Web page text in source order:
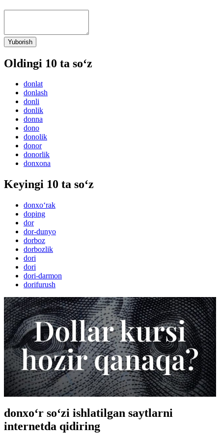
Yuborish
Oldingi 10 ta so‘z
donlat
donlash
donli
donlik
donna
dono
donolik
donor
donorlik
donxona
Keyingi 10 ta so‘z
donxo‘rak
doping
dor
dor-dunyo
dorboz
dorbozlik
dori
dori
dori-darmon
dorifurush
donxo‘r so‘zi ishlatilgan saytlarni
internetda qidiring